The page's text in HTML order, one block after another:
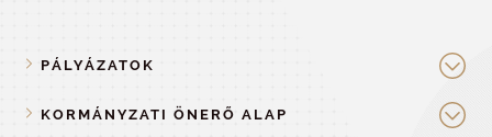
PÁLYÁZATOK
KORMÁNYZATI ÖNERŐ ALAP